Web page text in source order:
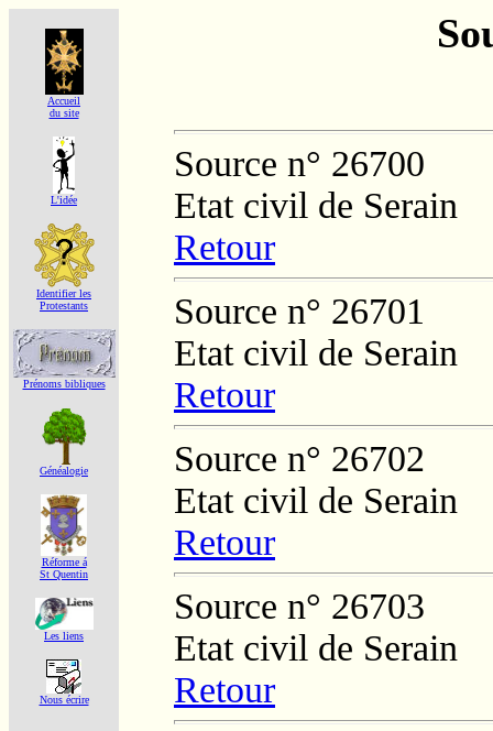
Accueil
du site
L'idée
Identifier les
Protestants
Prénoms bibliques
Généalogie
Réforme á
St Quentin
Les liens
Nous écrire
Source n° 26700
Etat civil de Serain
Retour
Source n° 26701
Etat civil de Serain
Retour
Source n° 26702
Etat civil de Serain
Retour
Source n° 26703
Etat civil de Serain
Retour